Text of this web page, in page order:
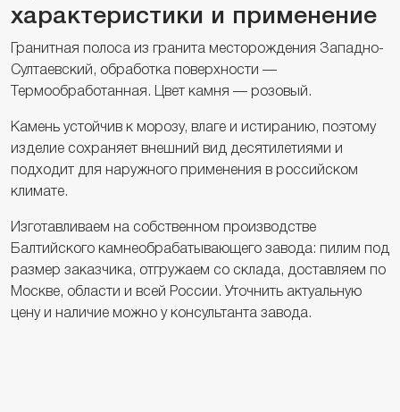
характеристики и применение
Гранитная полоса из гранита месторождения Западно-
Султаевский, обработка поверхности —
Термообработанная. Цвет камня — розовый.
Камень устойчив к морозу, влаге и истиранию, поэтому
изделие сохраняет внешний вид десятилетиями и
подходит для наружного применения в российском
климате.
Изготавливаем на собственном производстве
Балтийского камнеобрабатывающего завода: пилим под
размер заказчика, отгружаем со склада, доставляем по
Москве, области и всей России. Уточнить актуальную
цену и наличие можно у консультанта завода.